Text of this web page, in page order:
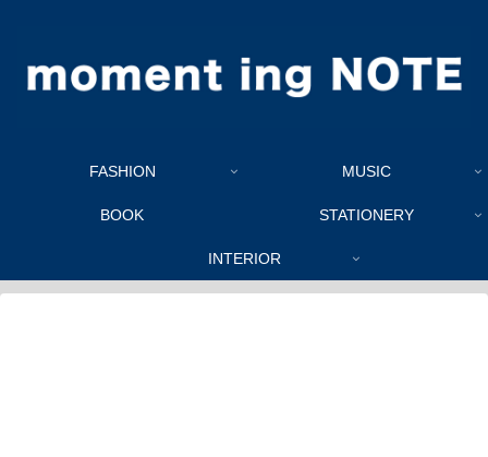
FASHION MUSIC
BOOK STATIONERY
INTERIOR